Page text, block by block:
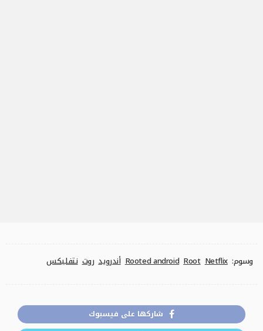
وسوم: Netflix
Root
Rooted android أندرويد روت نتفليكس
شاركها على فيسبوك